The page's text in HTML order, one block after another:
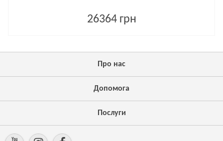
26364 грн
Про нас
Допомога
Послуги